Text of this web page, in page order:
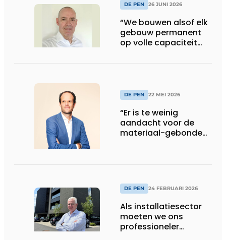
DE PEN 26 JUNI 2026
“We bouwen alsof elk
gebouw permanent
op volle capaciteit
DE PEN 22 MEI 2026
“Er is te weinig
aandacht voor de
materiaal-gebonden
DE PEN 24 FEBRUARI 2026
Als installatiesector
moeten we ons
professioneler